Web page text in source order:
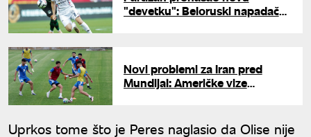
"devetku": Beloruski napadač
Novi problemi za Iran pred
Mundijal: Američke vize
Uprkos tome što je Peres naglasio da Olise nije